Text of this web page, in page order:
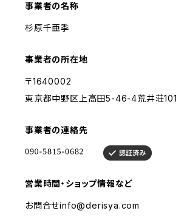
事業者の名称
杉原千亜季
事業者の所在地
〒1640002
東京都中野区上高田5-46-4荒井荘101
事業者の連絡先
営業時間・ショップ情報など
お問合せinfo@derisya.com